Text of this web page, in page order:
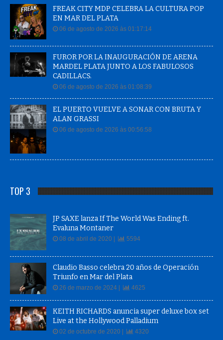
FREAK CITY MDP CELEBRA LA CULTURA POP
EN MAR DEL PLATA
06 de agosto de 2026 às 01:17:14
FUROR POR LA INAUGURACIÓN DE ARENA
MARDEL PLATA JUNTO A LOS FABULOSOS
CADILLACS.
06 de agosto de 2026 às 01:08:39
EL PUERTO VUELVE A SONAR CON BRUTA Y
ALAN GRASSI
06 de agosto de 2026 às 00:56:58
TOP 3
JP SAXE lanza If The World Was Ending ft.
Evaluna Montaner
08 de abril de 2020 | 5594
Claudio Basso celebra 20 años de Operación
Triunfo en Mar del Plata
26 de marzo de 2024 | 4625
KEITH RICHARDS anuncia super deluxe box set
Live at the Hollywood Palladium
02 de octubre de 2020 | 4320